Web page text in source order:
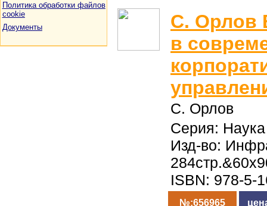
Политика обработки файлов
cookie
Документы
С. Орлов
в
С. Орлов
Серия: Наука
Изд-во:
ISBN: 978-5-
№:656965